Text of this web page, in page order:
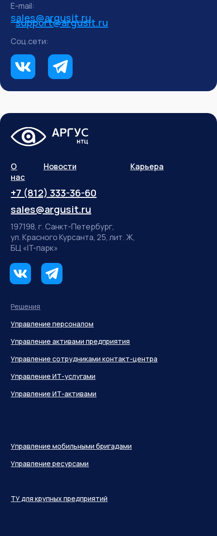
E-mail:
Соц.сети:
support@argusit.ru
sales@argusit.ru
Решения
Управление персоналом
О
нас
+7 (812) 333-36-60
sales@argusit.ru
Новости Карьера
197198, г. Санкт-Петербург,
ул. Красного Курсанта, 25, лит. Ж,
БЦ «IT-парк»
Управление мобильными бригадами
Управление ИТ-услугами
Управление ИТ-активами
ТУ для крупных предприятий
Управление активами предприятия
Управление сотрудниками контакт-центра
Управление ресурсами